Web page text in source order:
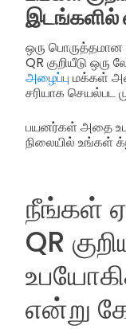
இடங்களில்
ஒரு
QR குறியீடு
அழைப்பு மக்கள்
சரியாக செயல்பட
பயனர்கள் அதை
நிலையில் உங்கள்
நீங்கள்
QR
என்று